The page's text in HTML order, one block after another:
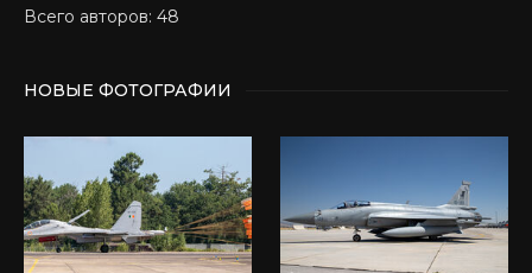
Всего авторов: 48
НОВЫЕ ФОТОГРАФИИ